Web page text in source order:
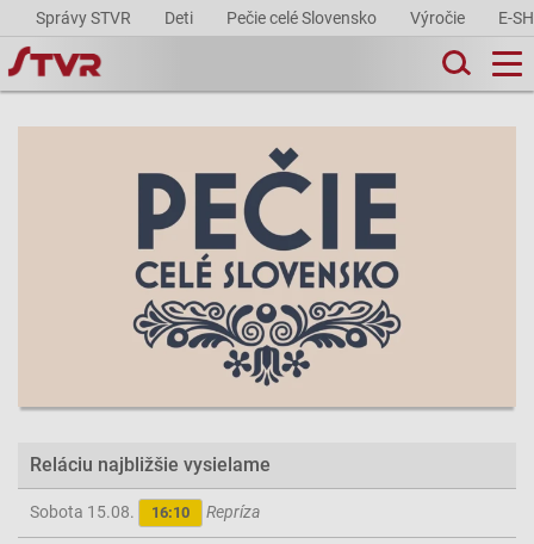
Správy STVR Deti Pečie celé Slovensko Výročie E-
Reláciu najbližšie vysielame
Sobota 15.08. 16:10 Repríza